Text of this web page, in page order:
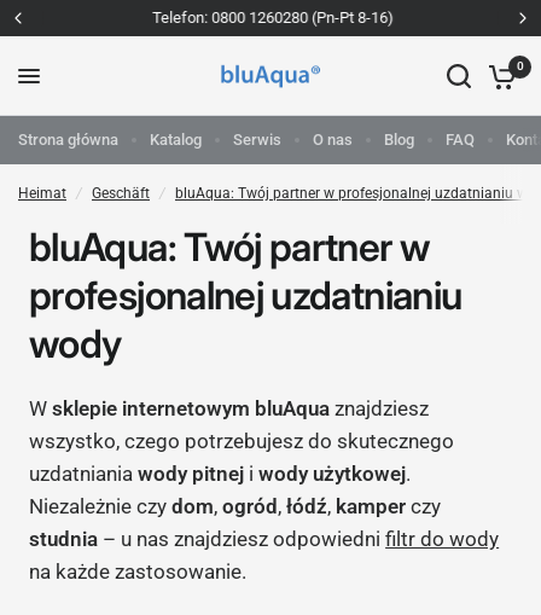
Telefon: 0800 1260280 (Pn-Pt 8-16)
0
Strona główna Katalog Serwis O nas Blog FAQ
Heimat / Geschäft / bluAqua: Twój partner w profesjonalnej uzdatnianiu
bluAqua: Twój partner w
profesjonalnej uzdatnianiu
wody
Wsklepie internetowym bluAqua znajdziesz
wszystko, czego potrzebujesz do skutecznego
uzdatnianiawody pitnej iwody użytkowej.
Niezależnie czydom,ogród ,łódź, kamper czy
studnia – u nas znajdziesz odpowiednifiltr do wody
na każde zastosowanie.